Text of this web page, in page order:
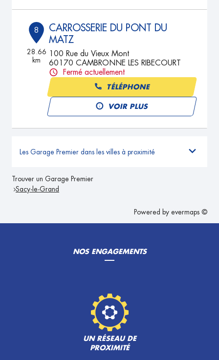
8
28.66
km
CARROSSERIE DU PONT DU
MATZ
100 Rue du Vieux Mont
60170 CAMBRONNE LES RIBECOURT
Fermé actuellement
TÉLÉPHONE
VOIR PLUS
Les Garage Premier dans les villes à proximité
Trouver un Garage Premier
Sacy-le-Grand
Powered by evermaps ©
NOS ENGAGEMENTS
UN RÉSEAU DE
PROXIMITÉ